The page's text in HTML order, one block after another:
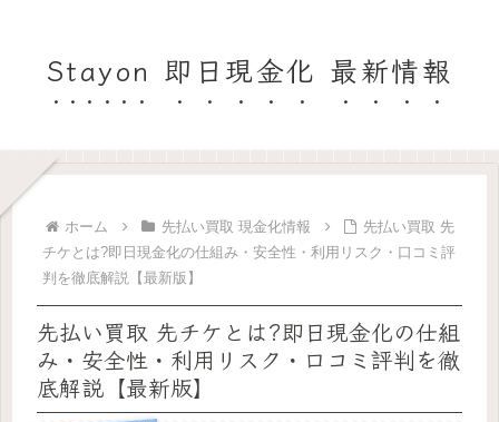
Stayon 即日現金化 最新情報
ホーム 先払い買取 現金化情報
先払い買取 先
チケとは?即日現金化の仕組み・安全性・利用リスク・口コミ評
判を徹底解説【最新版】
先払い買取 先チケとは?即日現金化の仕組
み・安全性・利用リスク・口コミ評判を徹
底解説【最新版】